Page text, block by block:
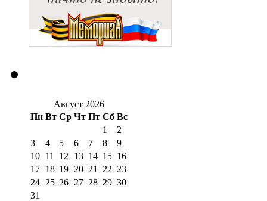
Август 2026
Пн Вт Ср Чт Пт Сб Вс
1
2
3
4 5 6 7 8
9
10 11 12 13 14 15 16
17 18 19 20 21 22 23
24 25 26 27 28 29 30
31